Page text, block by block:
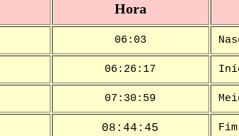
Hora
06:03
06:26:17
07:30:59
08:44:45